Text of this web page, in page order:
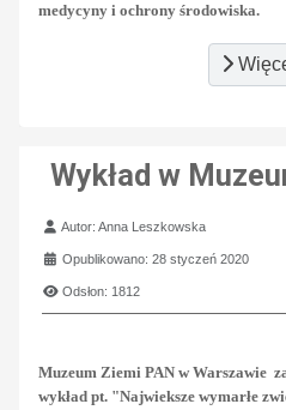
medycyny i ochrony środowiska.
Wykład w
Szczegóły
Autor:Anna Leszkowska
Opublikowano: 28 styczeń 2020
Odsłon: 1812
Muzeum Ziemi PAN w Warszawie
wykład pt. "Najwieksze wymarłe